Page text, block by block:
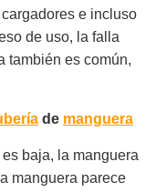
e incluso
de uso, la falla
también es común,
de manguera
baja, la manguera
manguera parece